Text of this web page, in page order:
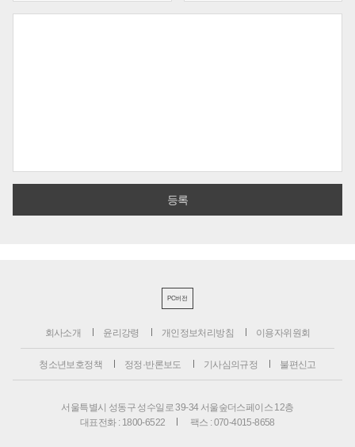
PC버전
회사소개 윤리강령 개인정보처리방침 이용자위원회
청소년보호정책 정정·반론보도 기사심의규정 불편신고
서울특별시 성동구 성수일로 39-34 서울숲더스페이스 12층
대표전화 : 1800-6522
팩스 : 070-4015-8658